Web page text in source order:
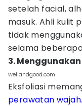
setelah facial,
masuk. Ahli kulit
tidak
selama
3.
wellandgood.com
Eksfoliasi
perawatan wajah